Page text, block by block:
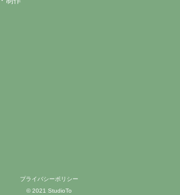
プライバシーポリシー
© 2021 StudioTo